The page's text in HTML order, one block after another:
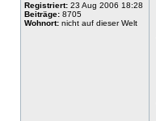
Registriert: 23 Aug 2006 18:28
Beiträge: 8705
Wohnort: nicht auf dieser Welt